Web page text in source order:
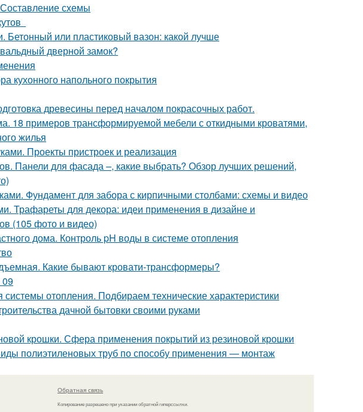
схемы
Бетонный или пластиковый вазон: какой лучше
дверной замок?
кухонного напольного покрытия
древесины перед началом покрасочных работ.
18 примеров трансформируемой мебели с откидными кроватями,
жилья
Проекты пристроек и реализация
Панели для фасада –, какие выбрать? Обзор лучших решений,
Фундамент для забора с кирпичными столбами: схемы и видео
Трафареты для декора: идеи применения в дизайне и
(105 фото и видео)
дома. Контроль pH воды в системе отопления
Какие бывают кровати-трансформеры?
09
отопления. Подбираем технические характеристики
дачной бытовки своими руками
крошки. Сфера применения покрытий из резиновой крошки
полиэтиленовых труб по способу применения — монтаж
Обратная связь
Копирование разрешено при указании обратной гиперссылки.